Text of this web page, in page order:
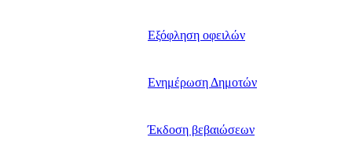
Εξόφληση οφειλών
Ενημέρωση Δημοτών
Έκδοση βεβαιώσεων